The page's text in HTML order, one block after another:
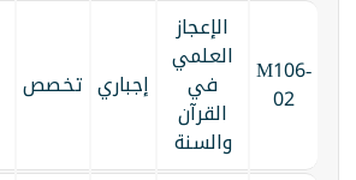
M106-
02
الإعجاز
العلمي
في
القرآن
والسنة
إجباري تخصص